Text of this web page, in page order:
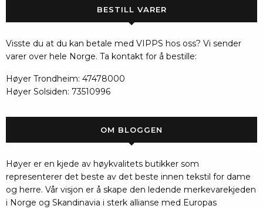
BESTILL VARER
Visste du at du kan betale med VIPPS hos oss? Vi sender
varer over hele Norge. Ta kontakt for å bestille:
Høyer Trondheim: 47478000
Høyer Solsiden: 73510996
OM BLOGGEN
Høyer er en kjede av høykvalitets butikker som
representerer det beste av det beste innen tekstil for dame
og herre. Vår visjon er å skape den ledende merkevarekjeden
i Norge og Skandinavia i sterk allianse med Europas